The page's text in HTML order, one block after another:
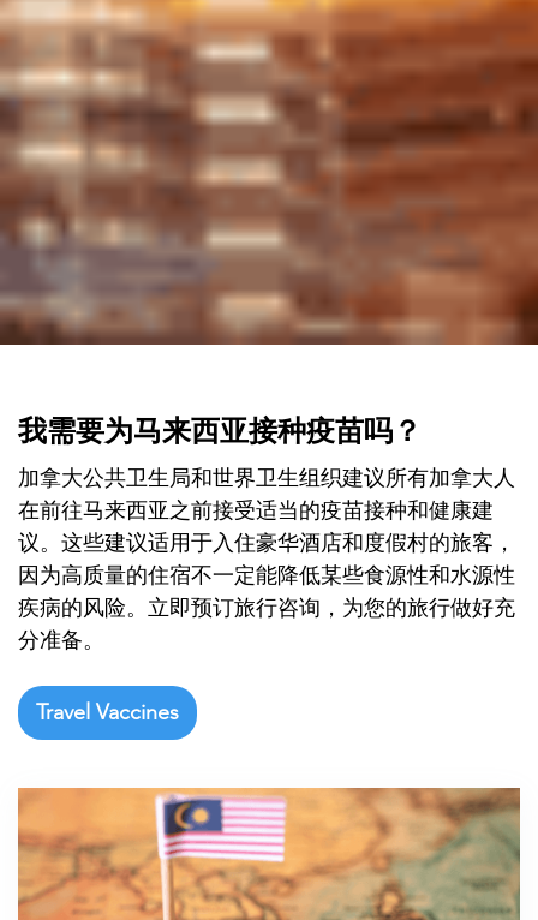
我需要为马来西亚接种疫苗吗？
加拿大公共卫生局和世界卫生组织建议所有加拿大人
在前往马来西亚之前接受适当的疫苗接种和健康建
议。这些建议适用于入住豪华酒店和度假村的旅客，
因为高质量的住宿不一定能降低某些食源性和水源性
疾病的风险。立即预订旅行咨询，为您的旅行做好充
分准备。
Travel Vaccines